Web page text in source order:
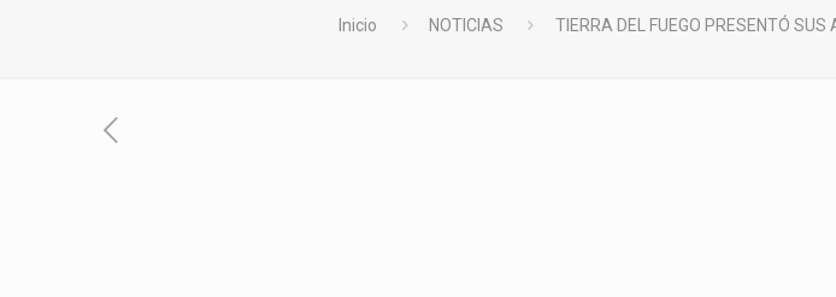
Inicio NOTICIAS TIERRA DEL FUEGO PRESENTÓ